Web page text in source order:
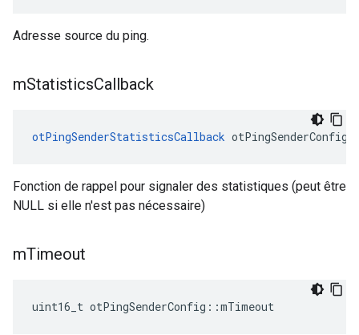
Adresse source du ping.
mStatisticsCallback
otPingSenderStatisticsCallback otPingSenderConfig
Fonction de rappel pour signaler des statistiques (peut être
NULL si elle n'est pas nécessaire)
mTimeout
uint16_t otPingSenderConfig ::mTimeout